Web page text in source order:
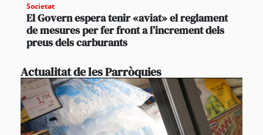
Societat
El Govern espera tenir «aviat» el reglament
de mesures per fer front a l’increment dels
preus dels carburants
Actualitat de les Parròquies